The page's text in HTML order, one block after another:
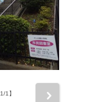
1/1】